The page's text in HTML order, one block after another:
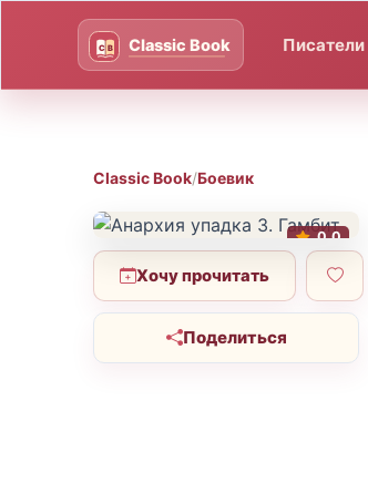
Писатели
Classic Book/Боевик
0.0
Хочу прочитать
Поделиться